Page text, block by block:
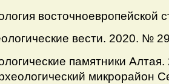
восточноевропейской
вести. 2020. №
памятники
микрорайон